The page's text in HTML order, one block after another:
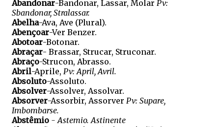
Abandonar-Bandonar, Lassar, Molar Pv:
Sbandonar, Stralassar.
Abelha-Ava, Ave (Plural).
Abençoar-Ver Benzer.
Abotoar-Botonar.
Abraçar- Brassar, Strucar, Struconar.
Abraço-Strucon, Abrasso.
Abril-Aprile, Pv: April, Avril.
Absoluto-Assoluto.
Absolver-Assolver, Assolvar.
Absorver-Assorbir, Assorver Pv: Supare,
Imbombarse.
Abstêmio - Astemio. Astinente